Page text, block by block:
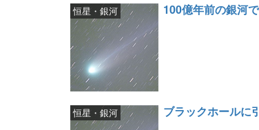
100億年前の銀河
恒星・銀河
ブラックホールに
恒星・銀河